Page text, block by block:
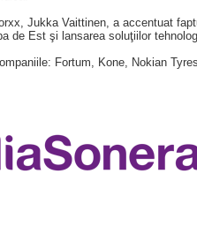
Jukka Vaittinen, a accentuat
de Est şi lansarea soluţiilor
Fortum, Kone, Nokian